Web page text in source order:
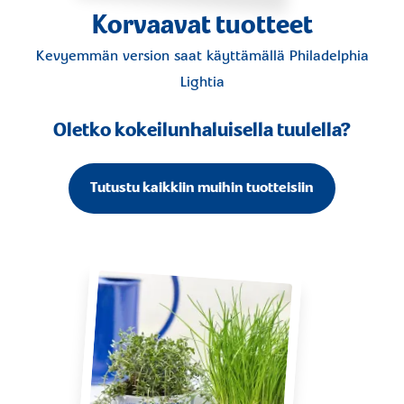
Korvaavat tuotteet
Kevyemmän version saat käyttämällä Philadelphia
Lightia
Oletko kokeilunhaluisella tuulella?
Tutustu kaikkiin muihin tuotteisiin